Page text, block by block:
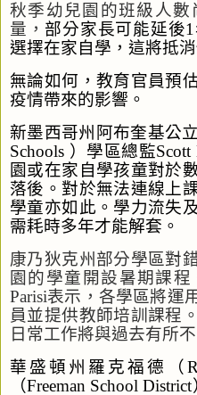
秋季幼兒園的班級人數
量 ， 部分家長可能延後1
選擇在家自學 ，這將抵
無論如何，教育官員預
疫情帶來的影響 。
新墨西哥州阿布奎基公
Schools ）學區總監Scott
園或在家 自學孩童對於
落後 。對於無法連線上
學童亦如此 。學力流失及
需耗時多年才能解套。
康乃狄克州部分學區對
園 的學童 開設暑期課
Parisi表示 ，各學區將運
員並提供教師培訓課程
日常工作將與過去有所不
華盛頓州羅克福德（
（Freeman School District